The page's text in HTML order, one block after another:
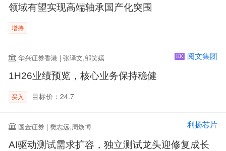
领域有望实现高端轴承国产化突围
增持
华兴证券香港 | 张译文,邹笑嫣 HK 阅文集团
1H26业绩预览，核心业务保持稳健
买入 目标价：24.7
国金证券 | 樊志远,周焕博 利扬芯片
AI驱动测试需求扩容，独立测试龙头迎修复成长